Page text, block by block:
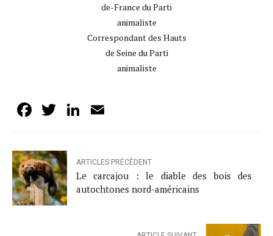
de-France du Parti
animaliste
Correspondant des Hauts
de Seine du Parti
animaliste
Facebook
TwitterLinkedIn
ARTICLES PRÉCÉDENT
Le carcajou : le diable des bois des
autochtones nord-américains